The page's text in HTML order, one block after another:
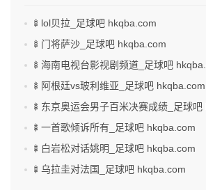
🍢lol贝拉_足球吧 hkqba.com
🍢门将萨沙_足球吧 hkqba.com
🍢海南电视台影视剧频道_足球吧
🍢阿根廷vs玻利维亚_足球吧 hkqba.com
🍢东京奥运会男子百米决赛成绩_足球
🍢一首歌倾诉所有_足球吧 hkqba.com
🍢白岩松对话姚明_足球吧 hkqba.com
🍢乌拉圭对法国_足球吧 hkqba.com